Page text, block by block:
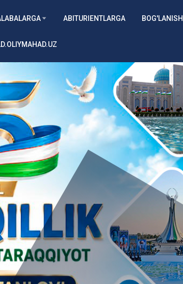
ABITURIENTLARGA BOG'LANISH